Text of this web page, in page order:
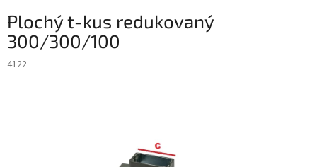
Plochý t-kus redukovaný
300/300/100
4122